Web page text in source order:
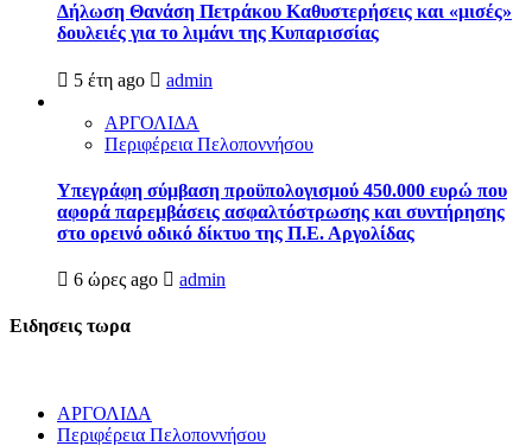
Δήλωση Θανάση Πετράκου Καθυστερήσεις και «μισές»
δουλειές για το λιμάνι της Κυπαρισσίας
5 έτη ago admin
ΑΡΓΟΛΙΔΑ
Περιφέρεια Πελοποννήσου
Υπεγράφη σύμβαση προϋπολογισμού 450.000 ευρώ που
αφορά παρεμβάσεις ασφαλτόστρωσης και συντήρησης
στο ορεινό οδικό δίκτυο της Π.Ε. Αργολίδας
6 ώρες ago admin
Ειδησεις τωρα
ΑΡΓΟΛΙΔΑ
Περιφέρεια Πελοποννήσου